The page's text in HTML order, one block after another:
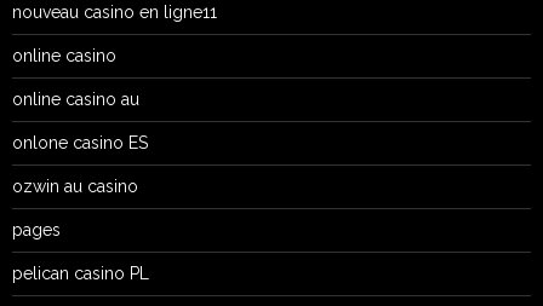
nouveau casino en ligne11
online casino
online casino au
onlone casino ES
ozwin au casino
pages
pelican casino PL